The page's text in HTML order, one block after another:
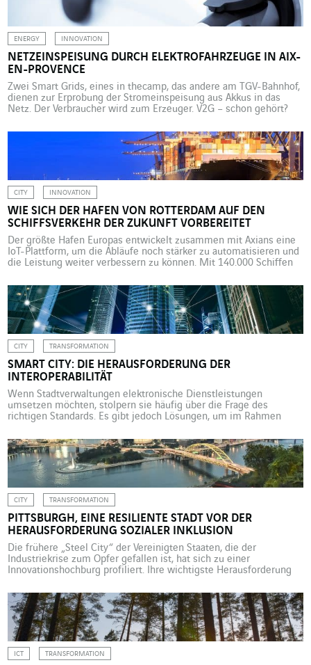
ENERGY INNOVATION
NETZEINSPEISUNG DURCH ELEKTROFAHRZEUGE IN AIX-
EN-PROVENCE
Zwei Smart Grids, eines in thecamp, das andere am TGV-Bahnhof,
dienen zur Erprobung der Stromeinspeisung aus Akkus in das
Netz. Der Verbraucher wird zum Erzeuger. V2G – schon gehört?
nur Energie verbrauchen, sondern bei Bedarf den Strom aus
einem gerade nicht genutzten Akku zurück ins Netz speisen
CITY INNOVATION
WIE SICH DER HAFEN VON ROTTERDAM AUF DEN
SCHIFFSVERKEHR DER ZUKUNFT VORBEREITET
Der größte Hafen Europas entwickelt zusammen mit Axians eine
IoT-Plattform, um die Abläufe noch stärker zu automatisieren und
die Leistung weiter verbessern zu können. Mit 140.000 Schiffen
Welt und die Nummer eins in Europa. Diese Position will die
Hafenbehörde mit der bereits weit vorangeschrittenen
Digitalisierung […]
CITY TRANSFORMATION
SMART CITY: DIE HERAUSFORDERUNG DER
INTEROPERABILITÄT
Wenn Stadtverwaltungen elektronische Dienstleistungen
umsetzen möchten, stolpern sie häufig über die Frage des
richtigen Standards. Es gibt jedoch Lösungen, um im Rahmen
in Einklang zu bringen. Die Stadt Bordeaux möchte sich
perspektivisch zur Smart City entwickeln und rief deshalb eine
Ausschreibung ins Leben, um die Infrastrukturen eines
Stadtviertels zu […]
CITY TRANSFORMATION
PITTSBURGH, EINE RESILIENTE STADT VOR DER
HERAUSFORDERUNG SOZIALER INKLUSION
Die frühere „Steel City“ der Vereinigten Staaten, die der
Industriekrise zum Opfer gefallen ist, hat sich zu einer
Innovationshochburg profiliert. Ihre wichtigste Herausforderung
verwirklichen, wobei eine Stadt geschaffen werden soll, die ein
Maximum ihrer Bürger in die neue Wachstumsdynamik einbindet.
Pittsburgh erhebt sich immer wieder aus […]
ICT TRANSFORMATION